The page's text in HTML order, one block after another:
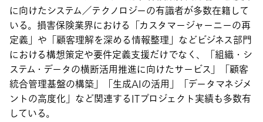
に向けたシステム／テクノロジーの有識者が多数在籍して
いる。損害保険業界における「カスタマージャーニーの再
定義」や「顧客理解を深める情報整理」などビジネス部門
における構想策定や要件定義支援だけでなく、「組織・シ
ステム・データの横断活用推進に向けたサービス」「顧客
統合管理基盤の構築」「生成AIの活用」「データマネジメ
ントの高度化」など関連するITプロジェクト実績も多数有
している。